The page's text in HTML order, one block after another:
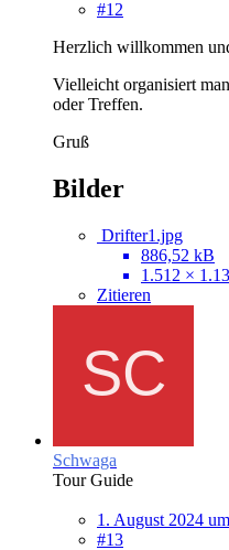
#12
Herzlich willkommen
Vielleicht organisiert
oder Treffen.
Gruß
Bilder
Drifter1.jpg
886,52 kB
1.512 ×
Zitieren
Schwaga
Tour Guide
1. August 2024
#13